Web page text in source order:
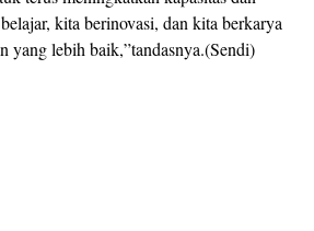
kita berinovasi, dan kita berkarya
yang lebih baik,”tandasnya.(Sendi)